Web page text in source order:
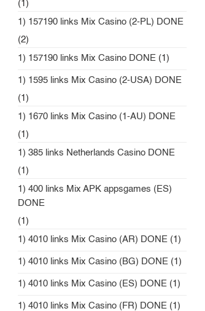
(1)
1) 157190 links Mix Casino (2-PL) DONE
(2)
1) 157190 links Mix Casino DONE (1)
1) 1595 links Mix Casino (2-USA) DONE
(1)
1) 1670 links Mix Casino (1-AU) DONE
(1)
1) 385 links Netherlands Casino DONE
(1)
1) 400 links Mix APK appsgames (ES)
DONE
(1)
1) 4010 links Mix Casino (AR) DONE (1)
1) 4010 links Mix Casino (BG) DONE (1)
1) 4010 links Mix Casino (ES) DONE (1)
1) 4010 links Mix Casino (FR) DONE (1)